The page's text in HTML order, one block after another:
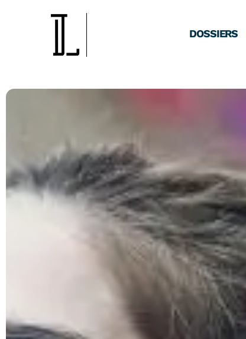
DOSSIERS